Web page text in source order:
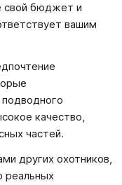
свой бюджет и
вашим
качество,
частей.
других охотников,
реальных